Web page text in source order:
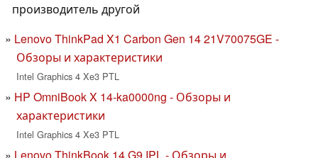
производитель другой
Lenovo ThinkPad X1 Carbon Gen 14 21V70075GE -
Обзоры и характеристики
Intel Graphics 4 Xe3 PTL
HP OmniBook X 14-ka0000ng - Обзоры и
характеристики
Intel Graphics 4 Xe3 PTL